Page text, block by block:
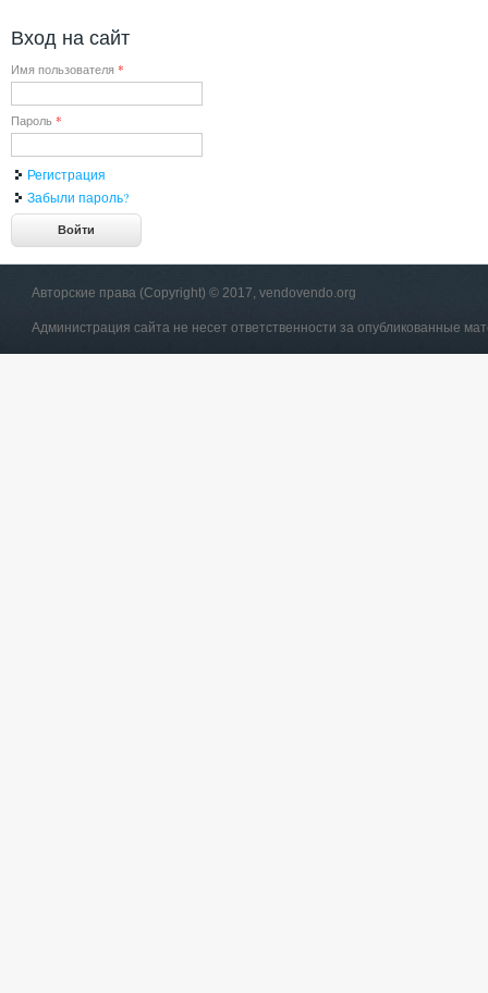
Вход на сайт
Имя пользователя *
Пароль *
Регистрация
Забыли пароль?
Авторские права (Copyright) © 2017, vendovendo.org
Администрация сайта не несет ответственности за опубликованные